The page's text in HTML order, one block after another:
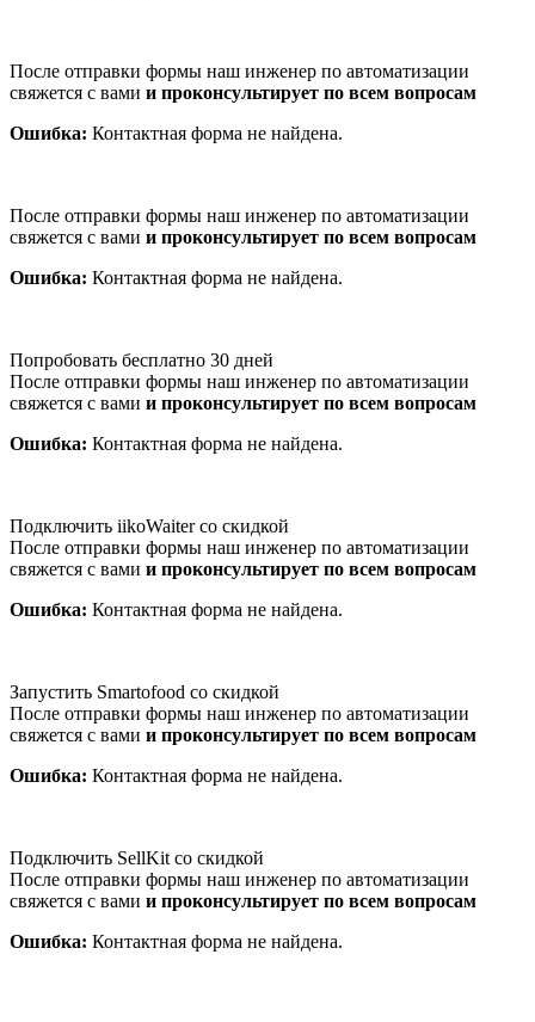
После отправки формы наш инженер по автоматизации
свяжется с вами и проконсультирует по всем вопросам
Ошибка: Контактная форма не найдена.
После отправки формы наш инженер по автоматизации
свяжется с вами и проконсультирует по всем вопросам
Ошибка: Контактная форма не найдена.
Попробовать бесплатно 30 дней
После отправки формы наш инженер по автоматизации
свяжется с вами и проконсультирует по всем вопросам
Ошибка: Контактная форма не найдена.
Подключить iikoWaiter со скидкой
После отправки формы наш инженер по автоматизации
свяжется с вами и проконсультирует по всем вопросам
Ошибка: Контактная форма не найдена.
Запустить Smartofood со скидкой
После отправки формы наш инженер по автоматизации
свяжется с вами и проконсультирует по всем вопросам
Ошибка: Контактная форма не найдена.
Подключить SellKit со скидкой
После отправки формы наш инженер по автоматизации
свяжется с вами и проконсультирует по всем вопросам
Ошибка: Контактная форма не найдена.